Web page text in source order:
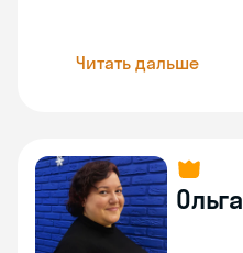
Читать дальше
Ольга